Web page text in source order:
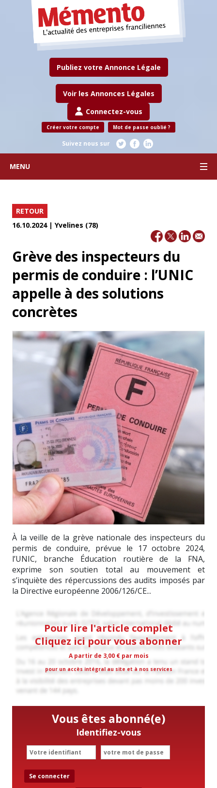
Publiez votre Annonce Légale
Voir les Annonces Légales
Connectez-vous
Créer votre compte Mot de passe oublié ?
Suivez nous sur
MENU
RETOUR
16.10.2024 | Yvelines (78)
Grève des inspecteurs du
permis de conduire : l’UNIC
appelle à des solutions
concrètes
À la veille de la grève nationale des inspecteurs du
permis de conduire, prévue le 17 octobre 2024,
l’UNIC, branche Éducation routière de la FNA,
exprime son soutien total au mouvement et
s’inquiète des répercussions des audits imposés par
la Directive européenne 2006/126/CE...
Pour lire l'article complet
Cliquez ici pour vous abonner
A partir de 3,00 € par mois
pour un accès intégral au site et à nos services
Vous êtes abonné(e)
Identifiez-vous
Se connecter